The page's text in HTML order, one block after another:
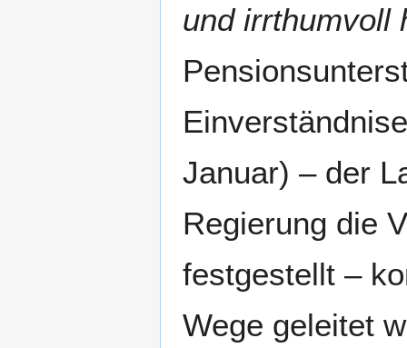
und irrthumvoll
Januar) – der
Regierung die
festgestellt –
Wege geleitet